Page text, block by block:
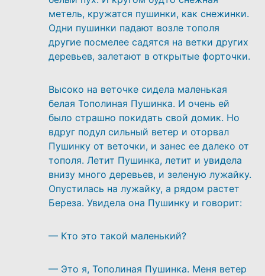
метель, кружатся пушинки, как снежинки.
Одни пушинки падают возле тополя
другие посмелее садятся на ветки других
деревьев, залетают в открытые форточки.
Высоко на веточке сидела маленькая
белая Тополиная Пушинка. И очень ей
было страшно покидать свой домик. Но
вдруг подул сильный ветер и оторвал
Пушинку от веточки, и занес ее далеко от
тополя. Летит Пушинка, летит и увидела
внизу много деревьев, и зеленую лужайку.
Опустилась на лужайку, а рядом растет
Береза. Увидела она Пушинку и говорит:
— Кто это такой маленький?
— Это я, Тополиная Пушинка. Меня ветер